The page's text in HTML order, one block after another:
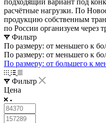
расчётные нагрузки. По
продукцию собственным
по России организуем через
Фильтр
По размеру: от меньшего к
По размеру: от меньшего к
По размеру: от большего к
Фильтр
Цена